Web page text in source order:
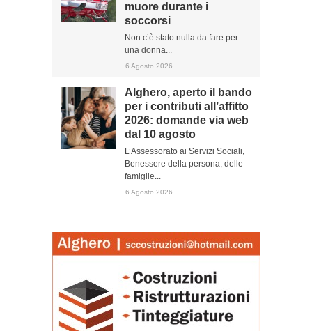
muore durante i
soccorsi
Non c’è stato nulla da fare per
una donna...
6 Agosto 2026
Alghero, aperto il bando
per i contributi all’affitto
2026: domande via web
dal 10 agosto
L’Assessorato ai Servizi Sociali,
Benessere della persona, delle
famiglie...
6 Agosto 2026